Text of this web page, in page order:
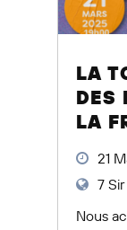
LA
DES
LA
21
7
Nous